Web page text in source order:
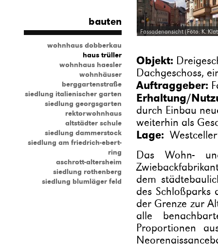
bauten
wohnhaus dobberkau
haus trüller
wohnhaus haesler
wohnhäuser
berggartenstraße
siedlung italienischer garten
siedlung georgsgarten
rektorwohnhaus
altstädter schule
siedlung dammerstock
siedlung am friedrich-ebert-
ring
aschrott-altersheim
siedlung rothenberg
siedlung blumläger feld
Fassadenansicht (Foto: K.
Objekt:
Dachgeschoss,
Auftraggeber:
Erhaltung/
durch Einbau
weiterhin als
Lage:
Das Wohn-
dem
des
der Grenze zur
alle
Proportionen